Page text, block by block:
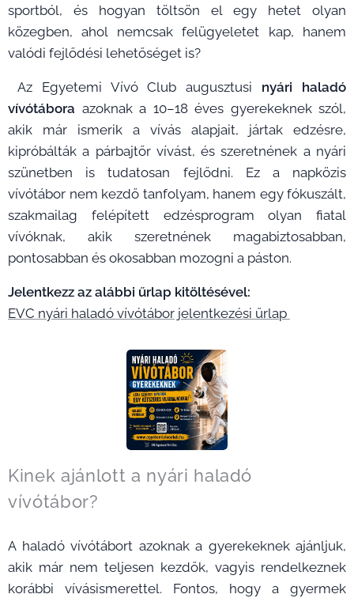
sportból, és hogyan töltsön el egy hetet olyan
közegben, ahol nemcsak felügyeletet kap, hanem
valódi fejlődési lehetőséget is?
Az Egyetemi Vívó Club augusztusi nyári haladó
vívótábora azoknak a 10–18 éves gyerekeknek szól,
akik már ismerik a vívás alapjait, jártak edzésre,
kipróbálták a párbajtőr vívást, és szeretnének a nyári
szünetben is tudatosan fejlődni. Ez a napközis
vívótábor nem kezdő tanfolyam, hanem egy fókuszált,
szakmailag felépített edzésprogram olyan fiatal
vívóknak, akik szeretnének magabiztosabban,
pontosabban és okosabban mozogni a páston.
Jelentkezz az alábbi űrlap kitöltésével:
EVC nyári haladó vívótábor jelentkezési űrlap
Kinek ajánlott a nyári haladó
vívótábor?
A haladó vívótábort azoknak a gyerekeknek ajánljuk,
akik már nem teljesen kezdők, vagyis rendelkeznek
korábbi vívásismerettel. Fontos, hogy a gyermek